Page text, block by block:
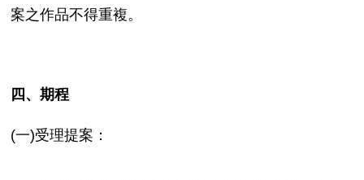
案之作品不得重複。
四、期程
(一)受理提案：